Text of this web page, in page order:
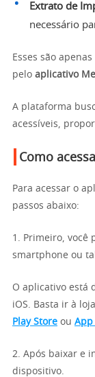
Extrato de
necessário
Esses são
pelo aplicativo
A plataforma
acessíveis,
Como
Para acessar o
passos abaixo:
1. Primeiro, você
smartphone ou
O aplicativo está
iOS. Basta ir à
Play Store ou App
2. Após baixar e
dispositivo.